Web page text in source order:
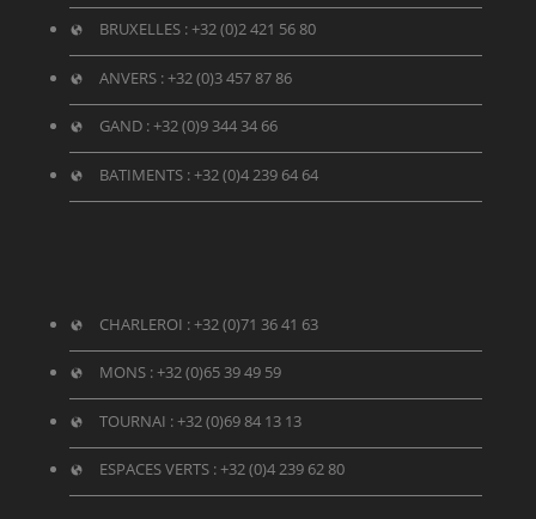
BRUXELLES :+32 (0)2 421 56 80
ANVERS :+32 (0)3 457 87 86
GAND : +32 (0)9 344 34 66
BATIMENTS :+32 (0)4 239 64 64
CHARLEROI :+32 (0)71 36 41 63
MONS :+32 (0)65 39 49 59
TOURNAI :+32 (0)69 84 13 13
ESPACES VERTS :+32 (0)4 239 62 80